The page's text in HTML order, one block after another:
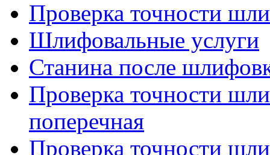
Проверка точности
Шлифовальные услуги
Станина после
Проверка точности
поперечная
Проверка точности